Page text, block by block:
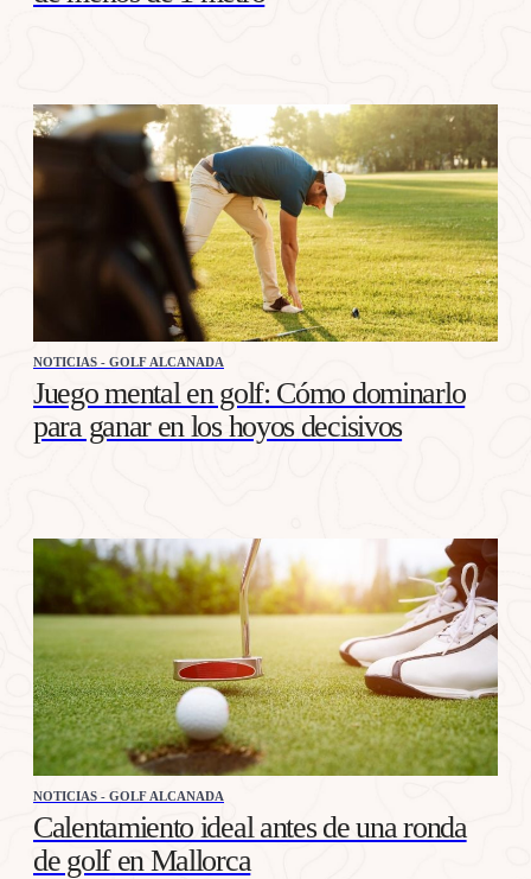
NOTICIAS - GOLF ALCANADA
Juego mental en golf: Cómo dominarlo
para ganar en los hoyos decisivos
NOTICIAS - GOLF ALCANADA
Calentamiento ideal antes de una ronda
de golf en Mallorca